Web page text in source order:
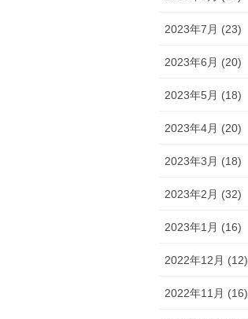
2023年7月 (23)
2023年6月 (20)
2023年5月 (18)
2023年4月 (20)
2023年3月 (18)
2023年2月 (32)
2023年1月 (16)
2022年12月 (12)
2022年11月 (16)